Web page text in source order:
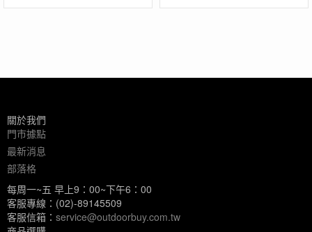
關於我們
門市據點
最新消息
部落格
每周一~五 早上9：00~下午6：00
客服專線：(02)-89145509
客服信箱： service@outdoorbuy.com.tw